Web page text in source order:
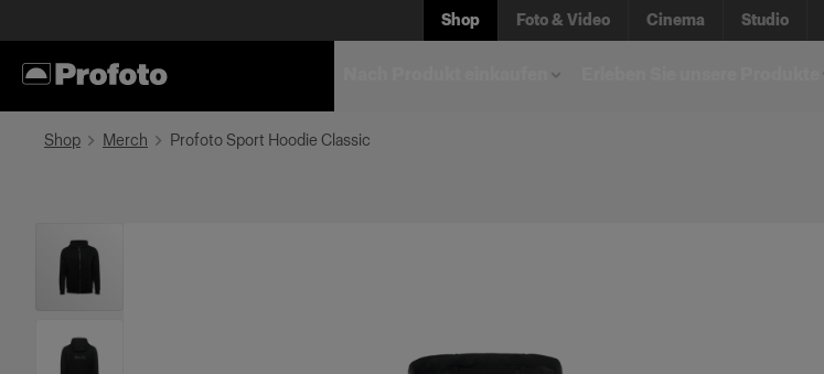
Shop Foto & Video Cinema Studio
Shop Merch Profoto Sport Hoodie Classic